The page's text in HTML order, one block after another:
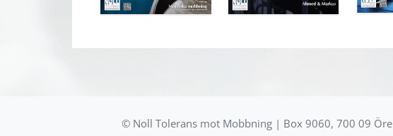
© Noll Tolerans mot Mobbning | Box 9060, 700 09